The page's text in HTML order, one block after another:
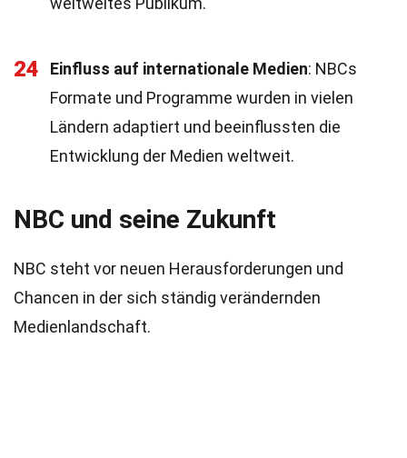
24 Einfluss auf internationale Medien: NBCs
Formate und Programme wurden in vielen
Ländern adaptiert und beeinflussten die
Entwicklung der Medien weltweit.
NBC und seine Zukunft
NBC steht vor neuen Herausforderungen und
Chancen in der sich ständig verändernden
Medienlandschaft.